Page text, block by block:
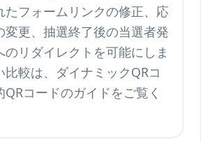
たフォームリンクの修正、応
変更、抽選終了後の当選者発
のリダイレクトを可能にしま
較は、 ダイナミックQRコ
QRコードのガイドをご覧く